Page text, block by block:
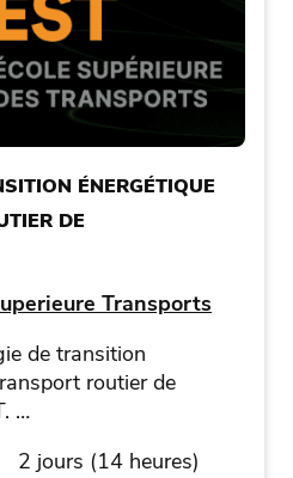
ÉNERGÉTIQUE
DE
Transports
de transition
routier de
…
2 jours (14 heures)